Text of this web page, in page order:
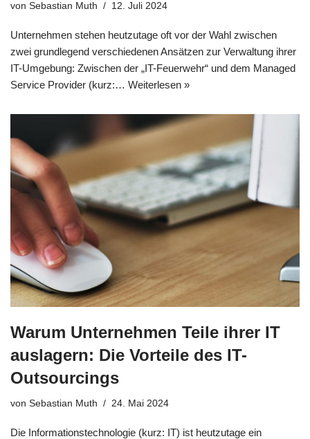
von Sebastian Muth 12. Juli 2024
Unternehmen stehen heutzutage oft vor der Wahl zwischen
zwei grundlegend verschiedenen Ansätzen zur Verwaltung ihrer
IT-Umgebung: Zwischen der „IT-Feuerwehr“ und dem Managed
Service Provider (kurz:… Weiterlesen »
Warum Unternehmen Teile ihrer IT
auslagern: Die Vorteile des IT-
Outsourcings
von Sebastian Muth 24. Mai 2024
Die Informationstechnologie (kurz: IT) ist heutzutage ein